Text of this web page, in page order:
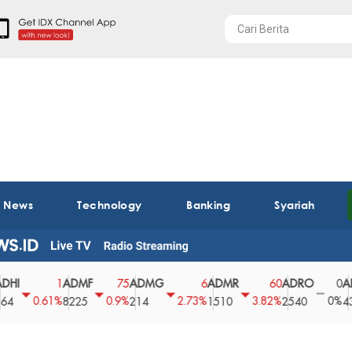
Technology Banking Syariah
0.61%
ADMF
8225
75
0.9%
ADMG
214
2.73%
ADMR
1510
60
3.82%
ADRO
2540
0
0%
AEGS